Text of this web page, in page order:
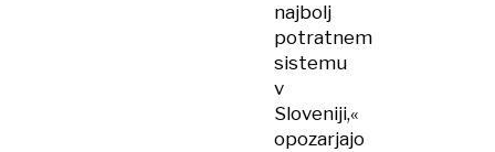
najbolj
potratnem
sistemu
v
Sloveniji,«
opozarjajo